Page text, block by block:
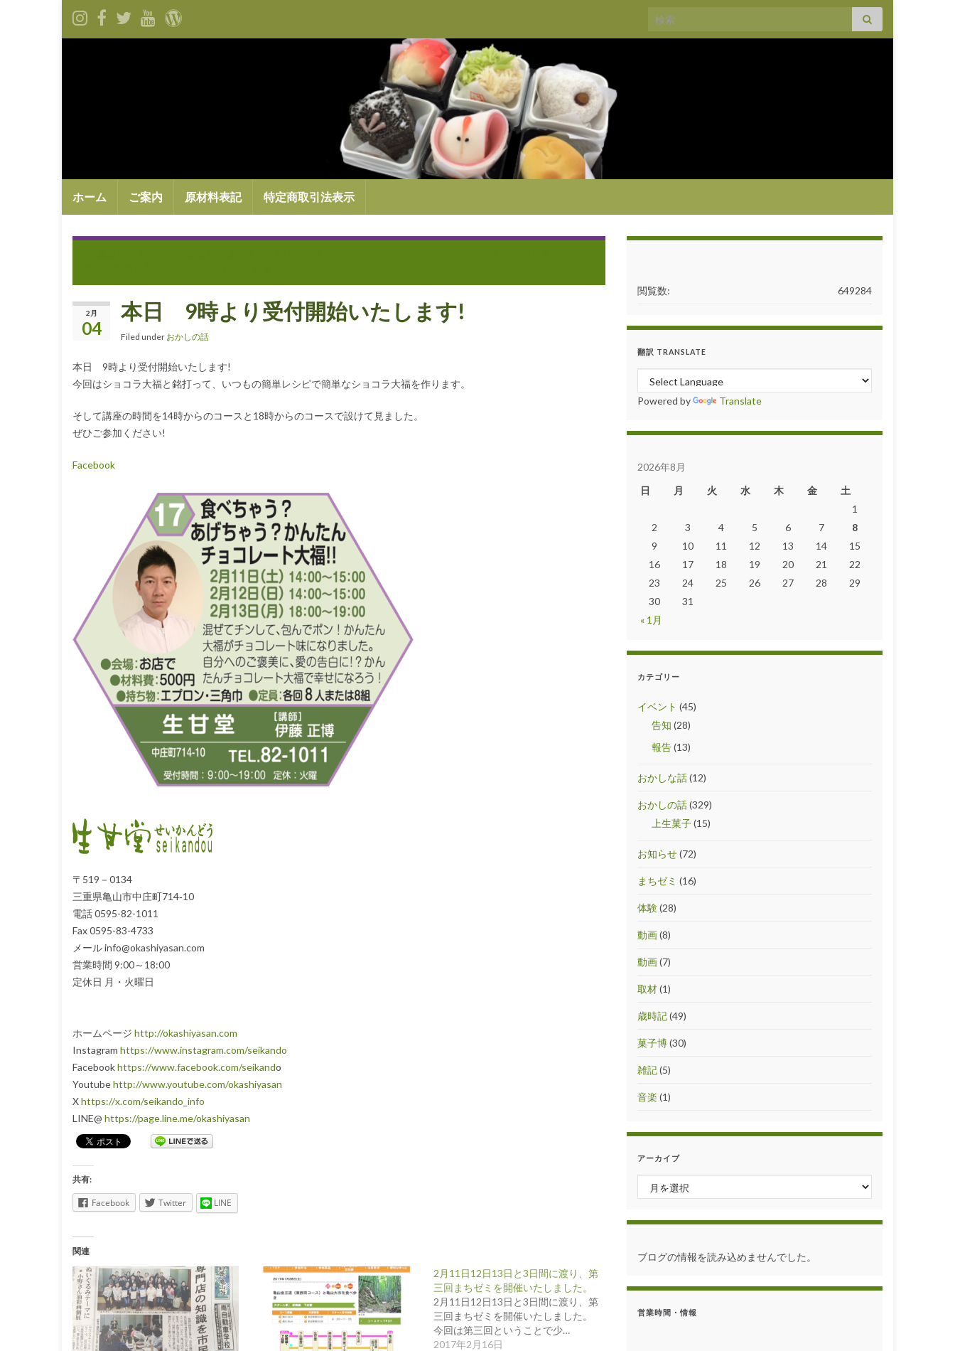
ホーム ご案内 原材料表記 特定商取引法表示
2月
04
本日 9時より受付開始いたします!
Filed under おかしの話
本日 9時より受付開始いたします!
今回はショコラ大福と銘打って、いつもの簡単レシピで簡単なショコラ大福を作ります。
そして講座の時間を14時からのコースと18時からのコースで設けて見ました。
ぜひご参加ください!
Facebook
〒519－0134
三重県亀山市中庄町714‐10
電話 0595-82-1011
Fax 0595-83-4733
メール info@okashiyasan.com
営業時間 9:00～18:00
定休日 月・火曜日
ホームページ http://okashiyasan.com
Instagram https://www.instagram.com/seikando
Facebookhttps://www.facebook.com/seikando
Youtubehttp://www.youtube.com/okashiyasan
Xhttps://x.com/seikando_info
LINE@ https://page.line.me/okashiyasan
共有:
Facebook Twitter LINE
関連
2月11日12日13日と3日間に渡り、第
三回まちゼミを開催いたしました。
2月11日12日13日と3日間に渡り、第
三回まちゼミを開催いたしました。
今回は第三回ということで少…
2017年2月16日
649284
閲覧数:
翻訳 TRANSLATE
Powered by Translate
2026年8月
日
月 火 水 木 金 土
« 1月
1
2
3 4 5 6 7
8
9
10 11 12 13 14
15
16
17 18 19 20 21
22
23
24 25 26 27 28
29
30
31
カテゴリー
イベント (45)
告知 (28)
報告(13)
おかしな話(12)
おかしの話(329)
上生菓子(15)
お知らせ(72)
まちゼミ (16)
体験(28)
動画(8)
動画(7)
取材(1)
歳時記(49)
菓子博(30)
雑記(5)
音楽 (1)
アーカイブ
アーカイブ
ブログの情報を読み込めませんでした。
営業時間・情報